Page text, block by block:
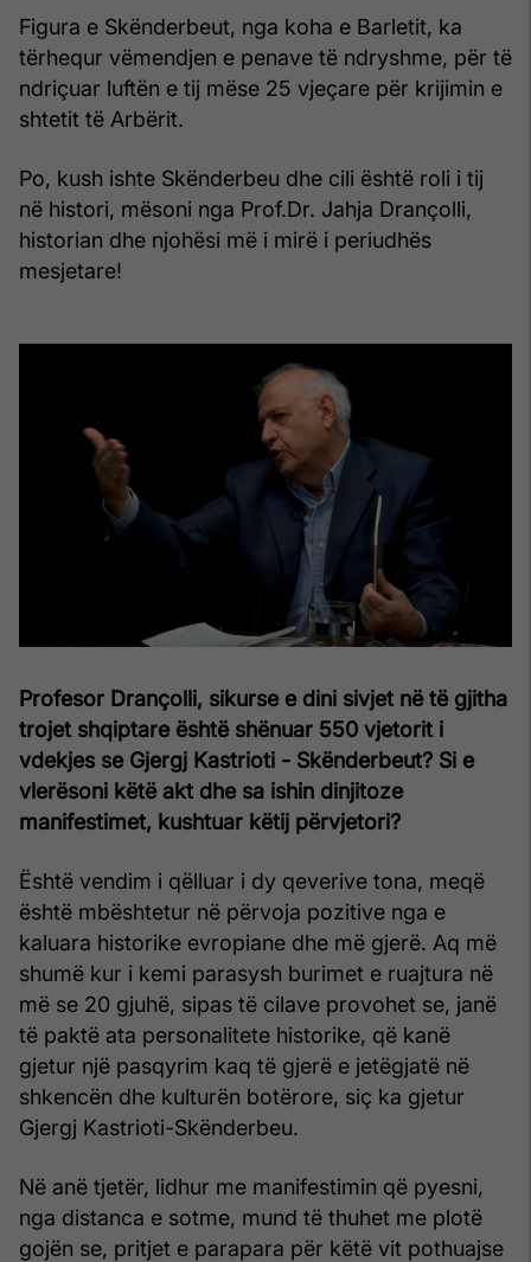
Figura e Skënderbeut, nga koha e Barletit, ka
tërhequr vëmendjen e penave të ndryshme, për të
ndriçuar luftën e tij mëse 25 vjeçare për krijimin e
shtetit të Arbërit.
Po, kush ishte Skënderbeu dhe cili është roli i tij
në histori, mësoni nga Prof.Dr. Jahja Drançolli,
historian dhe njohësi më i mirë i periudhës
mesjetare!
Profesor Drançolli, sikurse e dini sivjet në të gjitha
trojet shqiptare është shënuar 550 vjetorit i
vdekjes se Gjergj Kastrioti - Skënderbeut? Si e
vlerësoni këtë akt dhe sa ishin dinjitoze
manifestimet, kushtuar këtij përvjetori?
Është vendim i qëlluar i dy qeverive tona, meqë
është mbështetur në përvoja pozitive nga e
kaluara historike evropiane dhe më gjerë. Aq më
shumë kur i kemi parasysh burimet e ruajtura në
më se 20 gjuhë, sipas të cilave provohet se, janë
të paktë ata personalitete historike, që kanë
gjetur një pasqyrim kaq të gjerë e jetëgjatë në
shkencën dhe kulturën botërore, siç ka gjetur
Gjergj Kastrioti-Skënderbeu.
Në anë tjetër, lidhur me manifestimin që pyesni,
nga distanca e sotme, mund të thuhet me plotë
gojën se, pritjet e parapara për këtë vit pothuajse